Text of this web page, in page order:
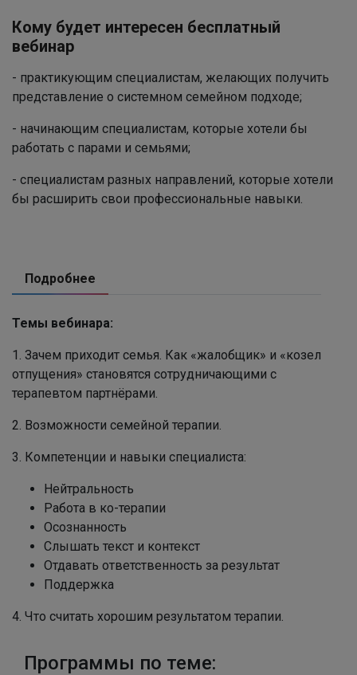
Кому будет интересен бесплатный
вебинар
- практикующим специалистам, желающих получить
представление о системном семейном подходе;
- начинающим специалистам, которые хотели бы
работать с парами и семьями;
- специалистам разных направлений, которые хотели
бы расширить свои профессиональные навыки.
Подробнее
Темы вебинара:
1. Зачем приходит семья. Как «жалобщик» и «козел
отпущения» становятся сотрудничающими с
терапевтом партнёрами.
2. Возможности семейной терапии.
3. Компетенции и навыки специалиста:
Нейтральность
Работа в ко-терапии
Осознанность
Слышать текст и контекст
Отдавать ответственность за результат
Поддержка
4. Что считать хорошим результатом терапии.
Программы по теме: